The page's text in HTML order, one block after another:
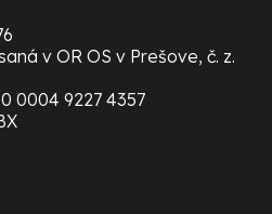
v OR OS v Prešove, č. z.
0004 9227 4357